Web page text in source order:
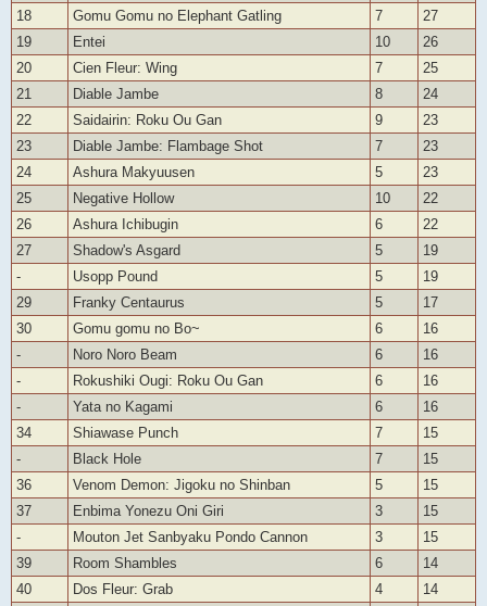
18
Gomu Gomu no Elephant Gatling 7
27
19
Entei 10
26
20
Cien Fleur: Wing 7
25
21
Diable Jambe 8
24
22
Saidairin: Roku Ou Gan 9
23
23
Diable Jambe: Flambage Shot 7
23
24
Ashura Makyuusen 5
23
25
Negative Hollow 10
22
26
Ashura Ichibugin 6
22
27
Shadow's Asgard 5
19
-
Usopp Pound 5
19
29
Franky Centaurus 5
17
30
Gomu gomu no Bo~ 6
16
-
Noro Noro Beam 6
16
-
Rokushiki Ougi: Roku Ou Gan 6
16
-
Yata no Kagami 6
16
34
Shiawase Punch 7
15
-
Black Hole 7
15
36
Venom Demon: Jigoku no Shinban 5
15
37
Enbima Yonezu Oni Giri 3
15
-
Mouton Jet Sanbyaku Pondo Cannon 3
15
39
Room Shambles 6
14
40
Dos Fleur: Grab 4
14